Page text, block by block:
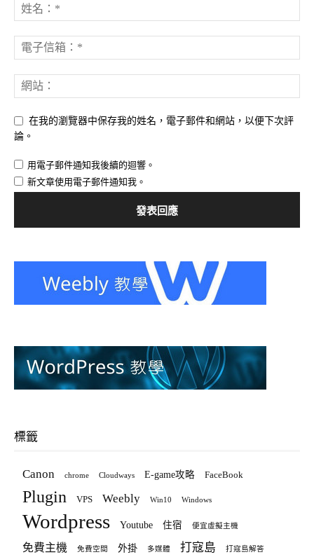
在我的瀏覽器中保存我的姓名，電子郵件和網站，以便下次評
論。
用電子郵件通知我後續的迴響。
新文章使用電子郵件通知我。
標籤
Canon chrome Cloudways E-game攻略 FaceBook
Plugin VPS Weebly Win10 Windows
Wordpress Youtube 住宿 便宜虛擬主機
免費主機 免費空間 外掛 多媒體 打寇島 打寇島解答